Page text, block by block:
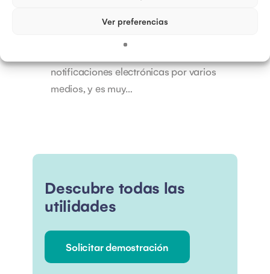
Ver preferencias
electrónicas?
notificaciones electrónicas por varios
medios, y es muy…
Descubre todas las
utilidades
Solicitar demostración